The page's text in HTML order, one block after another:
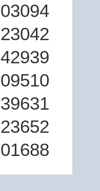
03094
23042
42939
09510
39631
23652
01688